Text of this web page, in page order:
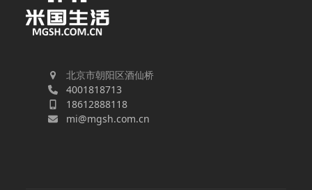
北京市朝阳区酒仙桥
4001818713
18612888118
mi@mgsh.com.cn